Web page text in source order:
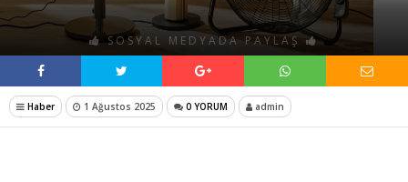
SOSYAL MEDYADA PAYLAŞ
Haber 1 Ağustos 2025 0 YORUM admin